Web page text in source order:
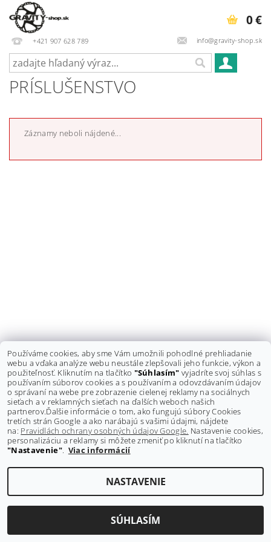
+421 907 628 789 info@gravity-shop.sk
0 €
PRÍSLUŠENSTVO
Záznamy neboli nájdené...
Shoptet.sk
2026 ©GRAVITY-shop.sk , všetky práva vyhradenéUpraviť nastavenie cookies
Používáme cookies, aby sme Vám umožnili pohodlné prehliadanie
webu a vďaka analýze webu neustále zlepšovali jeho funkcie, výkon a
použiteľnosť. Kliknutím na tlačítko "Súhlasím" vyjadríte svoj súhlas s
používaním súborov cookies a s používaním a odovzdávaním údajov
o správaní na webe pre zobrazenie cielenej reklamy na sociálnych
sieťach a v reklamných sieťach na ďalších weboch našich
partnerov.Ďalšie informácie o tom, ako fungujú súbory Cookies
tretích strán Google a ako narábajú s vašimi údajmi, nájdete
na: Pravidlách ochrany osobných údajov Google. Nastavenie cookies,
personalizáciu a reklamy si môžete zmeniť po kliknutí na tlačítko
"Nastavenie". Viac informácií
NASTAVENIE
SÚHLASÍM